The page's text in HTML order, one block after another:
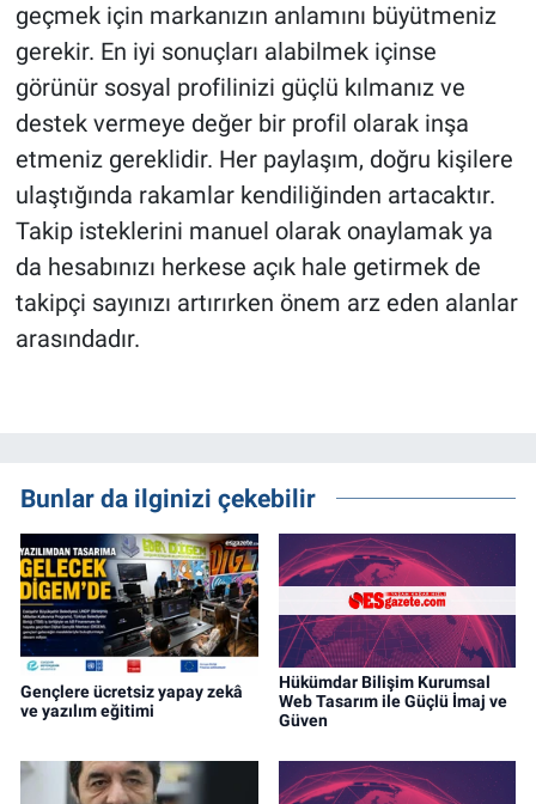
geçmek için markanızın anlamını büyütmeniz
gerekir. En iyi sonuçları alabilmek içinse
görünür sosyal profilinizi güçlü kılmanız ve
destek vermeye değer bir profil olarak inşa
etmeniz gereklidir. Her paylaşım, doğru kişilere
ulaştığında rakamlar kendiliğinden artacaktır.
Takip isteklerini manuel olarak onaylamak ya
da hesabınızı herkese açık hale getirmek de
takipçi sayınızı artırırken önem arz eden alanlar
arasındadır.
Bunlar da ilginizi çekebilir
Gençlere ücretsiz yapay zekâ
ve yazılım eğitimi
Hükümdar Bilişim Kurumsal
Web Tasarım ile Güçlü İmaj ve
Güven